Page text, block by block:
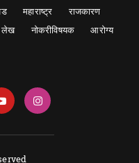
महाराष्ट्र
राजकारण
लेख नोकरीविषयक
आरोग्य